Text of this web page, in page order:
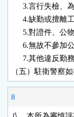
3.言行失檢
4.缺勤或擅
5.對證件、
6.無故不參
7.其他違反
（五）駐衛警察
8